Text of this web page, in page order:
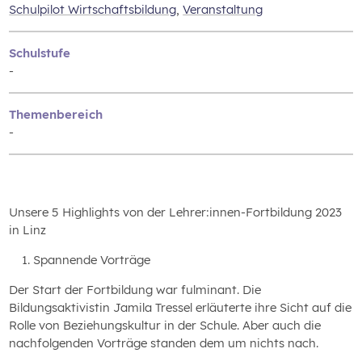
Schulpilot Wirtschaftsbildung,Veranstaltung
Schulstufe
-
Themenbereich
-
Unsere 5 Highlights von der Lehrer:innen-Fortbildung 2023
in Linz
Spannende Vorträge
Der Start der Fortbildung war fulminant. Die
Bildungsaktivistin Jamila Tressel erläuterte ihre Sicht auf die
Rolle von Beziehungskultur in der Schule. Aber auch die
nachfolgenden Vorträge standen dem um nichts nach.